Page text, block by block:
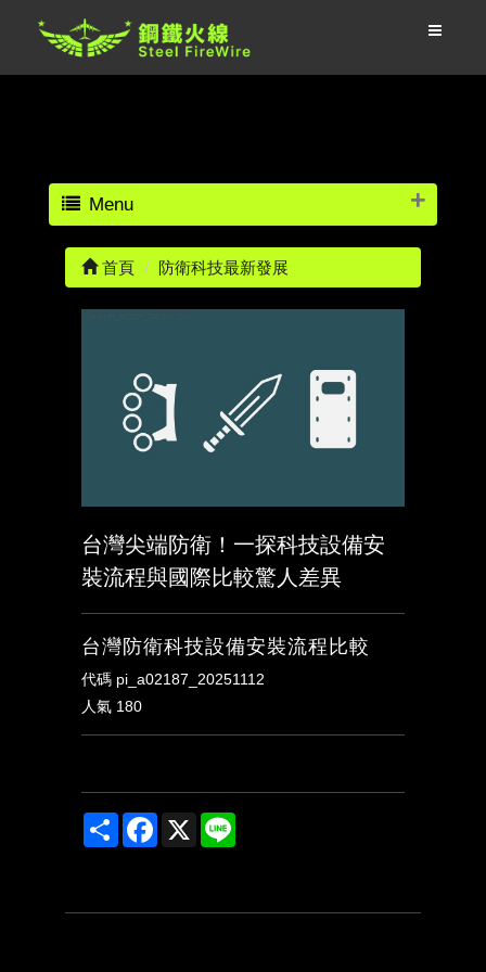
Menu
首頁 防衛科技最新發展
台灣尖端防衛！一探科技設備安
裝流程與國際比較驚人差異
台灣防衛科技設備安裝流程比較
代碼 pi_a02187_20251112
人氣 180
Share Facebook
X